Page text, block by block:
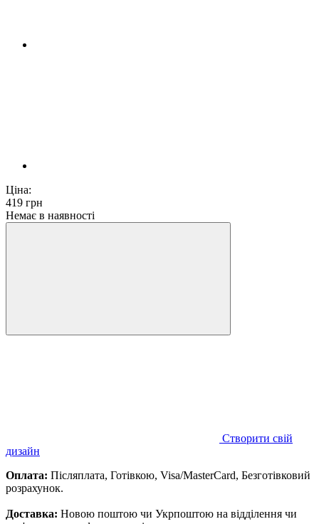
Ціна:
419 грн
Немає в наявності
Створити свій
дизайн
Оплата: Післяплата, Готівкою, Visa/MasterCard, Безготівковий
розрахунок.
Доставка: Новою поштою чи Укрпоштою на відділення чи